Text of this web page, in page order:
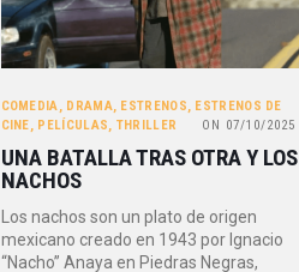
COMEDIA DRAMA ESTRENOS
ESTRENOS DE
CINE
PELÍCULAS THRILLER ON 07/10/2025
UNA BATALLA TRAS OTRA Y LOS
NACHOS
Los nachos son un plato de origen
mexicano creado en 1943 por Ignacio
“Nacho” Anaya en Piedras Negras,